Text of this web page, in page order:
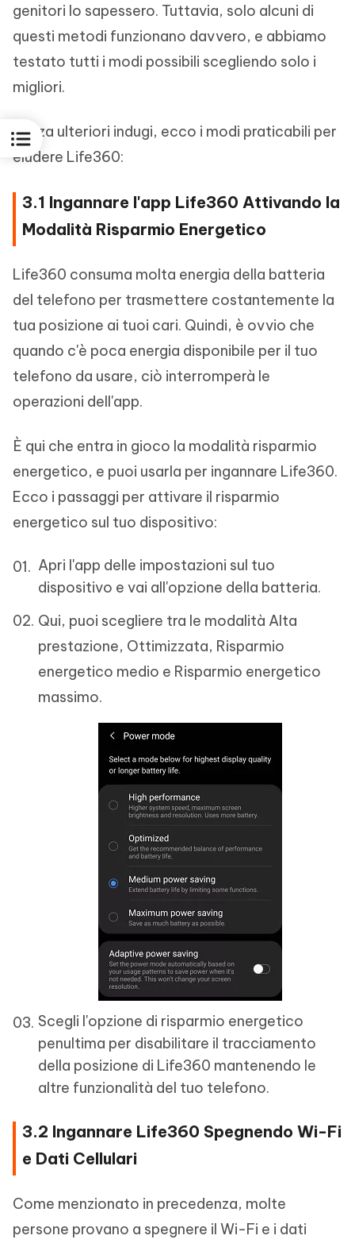
genitori lo sapessero. Tuttavia, solo alcuni di
questi metodi funzionano davvero, e abbiamo
testato tutti i modi possibili scegliendo solo i
migliori.
Senza ulteriori indugi, ecco i modi praticabili per
eludere Life360:
3.1 Ingannare l'app Life360 Attivando la
Modalità Risparmio Energetico
Life360 consuma molta energia della batteria
del telefono per trasmettere costantemente la
tua posizione ai tuoi cari. Quindi, è ovvio che
quando c'è poca energia disponibile per il tuo
telefono da usare, ciò interromperà le
operazioni dell'app.
È qui che entra in gioco la modalità risparmio
energetico, e puoi usarla per ingannare Life360.
Ecco i passaggi per attivare il risparmio
energetico sul tuo dispositivo:
Apri l'app delle impostazioni sul tuo
dispositivo e vai all'opzione della batteria.
Qui, puoi scegliere tra le modalità Alta
prestazione, Ottimizzata, Risparmio
energetico medio e Risparmio energetico
massimo.
Scegli l'opzione di risparmio energetico
penultima per disabilitare il tracciamento
della posizione di Life360 mantenendo le
altre funzionalità del tuo telefono.
3.2 Ingannare Life360 Spegnendo Wi-Fi
e Dati Cellulari
Come menzionato in precedenza, molte
persone provano a spegnere il Wi-Fi e i dati